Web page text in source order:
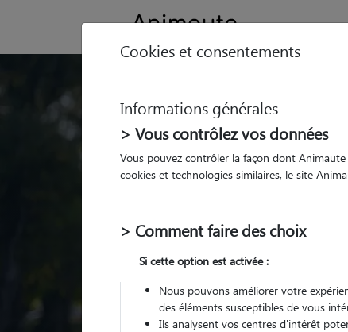
Trouvez votre
Parmi nospet sitters
Cookies et consentements
Informations générales
> Vous contrôlez vos données
Vous pouvez contrôler la façon dont
cookies et technologies similaires, le site
> Comment faire des choix
Si cette option est activée :
Nous pouvons améliorer votre
des éléments susceptibles de vous
Ils analysent vos centres d'intérêt